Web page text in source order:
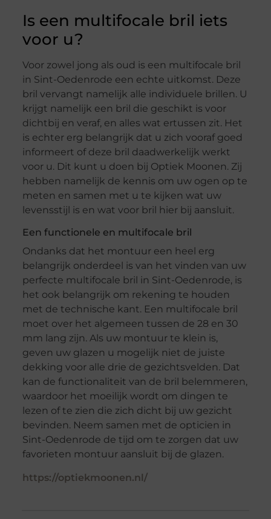
Is een multifocale bril iets
voor u?
Voor zowel jong als oud is een multifocale bril
in Sint-Oedenrode een echte uitkomst. Deze
bril vervangt namelijk alle individuele brillen. U
krijgt namelijk een bril die geschikt is voor
dichtbij en veraf, en alles wat ertussen zit. Het
is echter erg belangrijk dat u zich vooraf goed
informeert of deze bril daadwerkelijk werkt
voor u. Dit kunt u doen bij Optiek Moonen. Zij
hebben namelijk de kennis om uw ogen op te
meten en samen met u te kijken wat uw
levensstijl is en wat voor bril hier bij aansluit.
Een functionele en multifocale bril
Ondanks dat het montuur een heel erg
belangrijk onderdeel is van het vinden van uw
perfecte multifocale bril in Sint-Oedenrode, is
het ook belangrijk om rekening te houden
met de technische kant. Een multifocale bril
moet over het algemeen tussen de 28 en 30
mm lang zijn. Als uw montuur te klein is,
geven uw glazen u mogelijk niet de juiste
dekking voor alle drie de gezichtsvelden. Dat
kan de functionaliteit van de bril belemmeren,
waardoor het moeilijk wordt om dingen te
lezen of te zien die zich dicht bij uw gezicht
bevinden. Neem samen met de opticien in
Sint-Oedenrode de tijd om te zorgen dat uw
favorieten montuur aansluit bij de glazen.
https://optiekmoonen.nl/